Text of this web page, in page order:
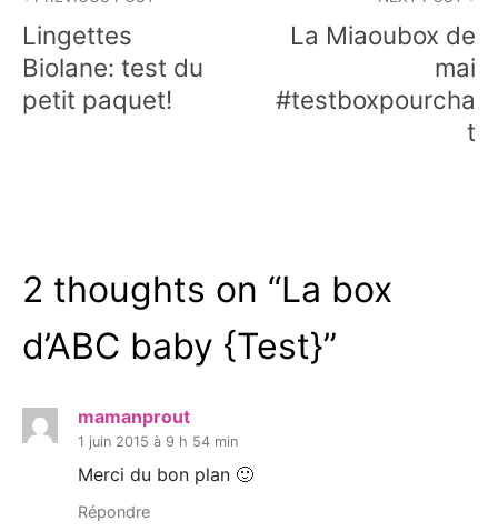
de
l’article
Lingettes
Biolane: test du
petit paquet!
La Miaoubox de
mai
#testboxpourcha
t
2 thoughts on “La box
d’ABC baby {Test}”
mamanprout
1 juin 2015 à 9 h 54 min
Merci du bon plan 🙂
Répondre